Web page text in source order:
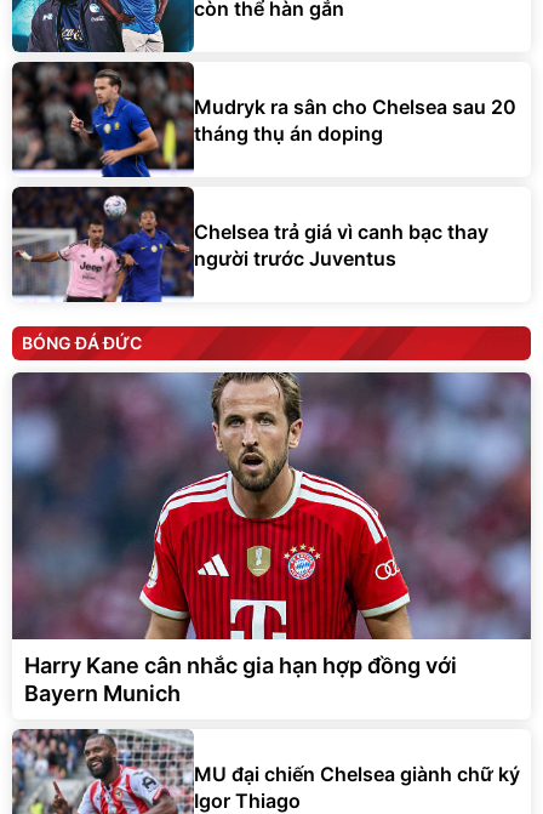
còn thể hàn gắn
Mudryk ra sân cho Chelsea sau 20
tháng thụ án doping
Chelsea trả giá vì canh bạc thay
người trước Juventus
BÓNG ĐÁ ĐỨC
Harry Kane cân nhắc gia hạn hợp đồng với
Bayern Munich
MU đại chiến Chelsea giành chữ ký
Igor Thiago